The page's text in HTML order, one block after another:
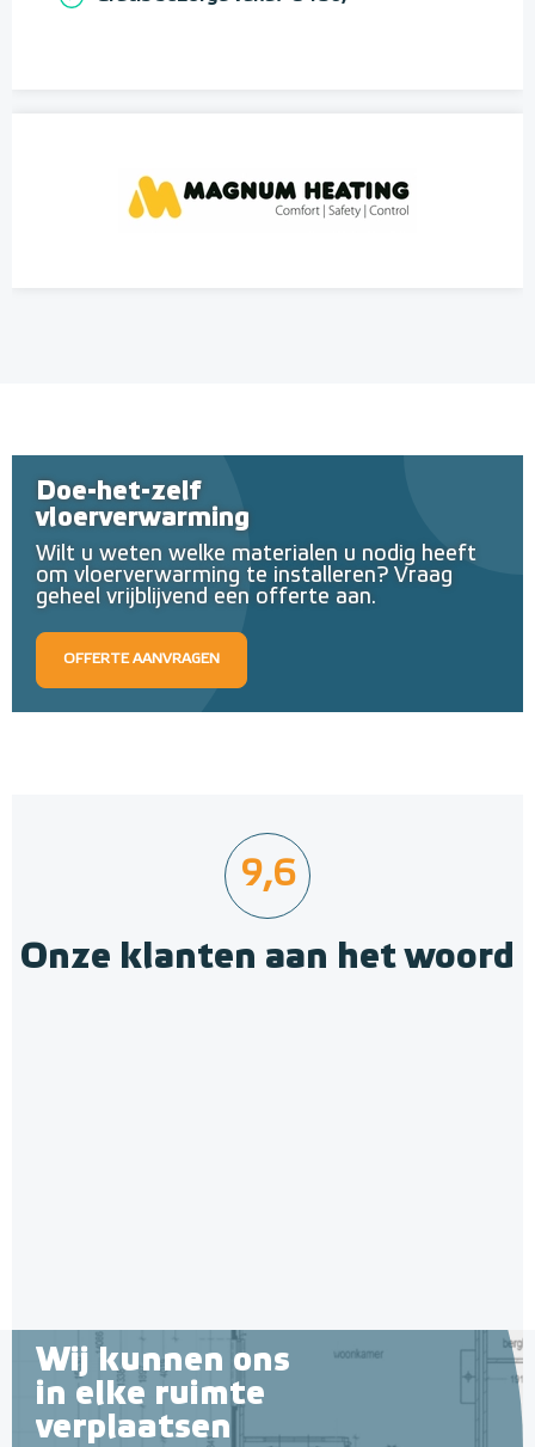
Doe-het-zelf
vloerverwarming
Wilt u weten welke materialen u nodig heeft
om vloerverwarming te installeren? Vraag
geheel vrijblijvend een offerte aan.
OFFERTE AANVRAGEN
9,6
Onze klanten aan het woord
Wij kunnen ons
in elke ruimte
verplaatsen